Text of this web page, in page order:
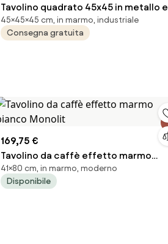
Tavolino quadrato 45x45 in metallo e
piano ceramica effetto marmo Oro -
ROSS
45×45×45 cm, in marmo, industriale
Consegna gratuita
169,75 €
Tavolino da caffè effetto marmo
bianco Monolit
41×80 cm, in marmo, moderno
Disponibile